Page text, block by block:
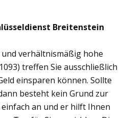
Breitenstein
verhältnismäßig hohe
treffen Sie ausschließlich
einsparen können. Sollte
besteht kein Grund zur
einfach an und er hilft Ihnen